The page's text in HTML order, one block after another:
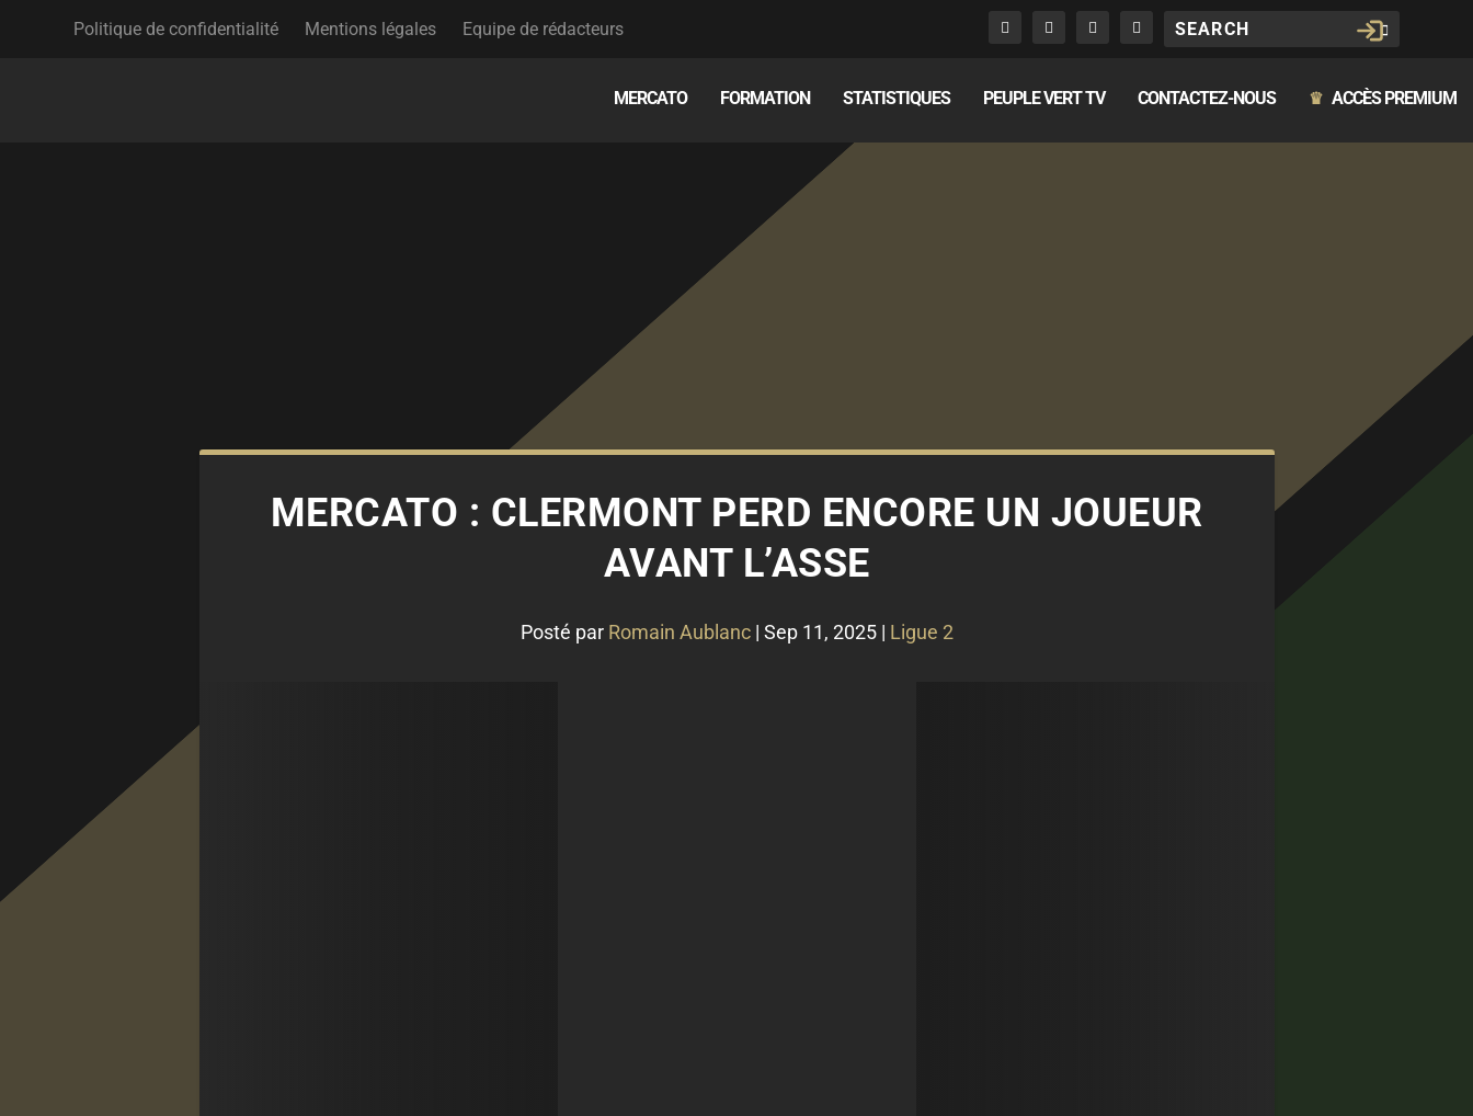
Politique de confidentialité Mentions légales Equipe de rédacteurs
MERCATO FORMATION STATISTIQUES PEUPLE VERT TV CONTACTEZ-NOUS ♛ ACCÈS PREMIUM
MERCATO : CLERMONT PERD ENCORE UN JOUEUR
AVANT L’ASSE
Posté par Romain Aublanc| Sep 11, 2025| Ligue 2